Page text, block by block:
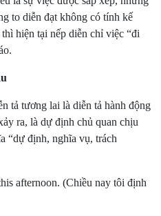
to diễn đạt không có tính kế
hiện tại nếp diễn chỉ việc “đi
tả tương lai là diễn tả hành động
ra, là dự định chủ quan chịu
“dự định, nghĩa vụ, trách
afternoon.(Chiều nay tôi định